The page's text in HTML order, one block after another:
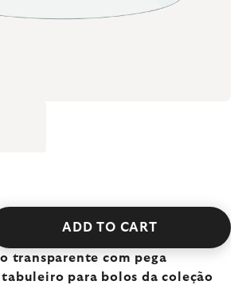
ADD TO CART
transparente com pega
para bolos da coleção